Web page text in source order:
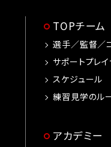
TOPチーム
選手／監督／
サポートプレ
スケジュール
練習見学のル
アカデミー